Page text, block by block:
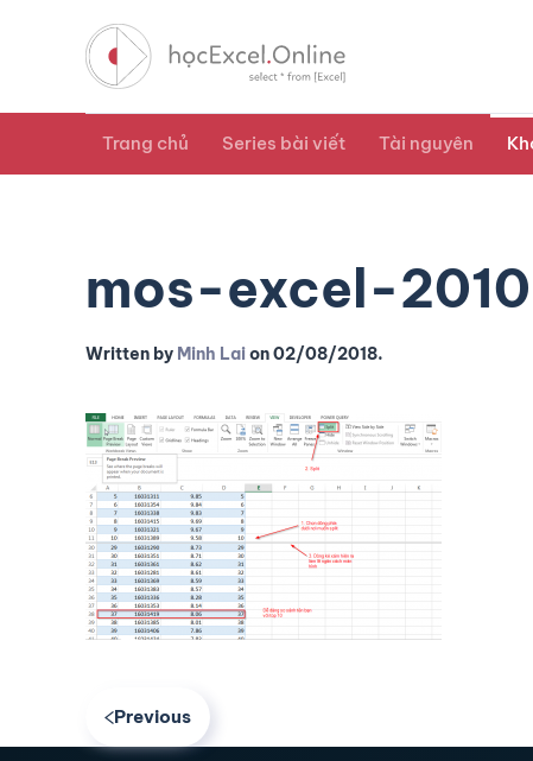
Trang chủ Series bài viết Tài nguyên
mos-excel-
Written by Minh Laion02/08/2018.
Previous